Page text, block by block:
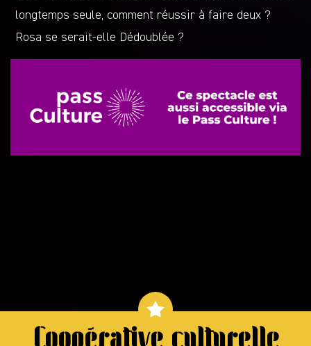
longtemps seule, comment réussir à faire deux ?
Rosa se serait-elle Dédoublée ?